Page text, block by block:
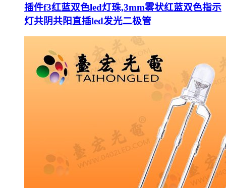
插件f3红蓝双色led灯珠,3mm雾状红蓝双色指示
灯共阴共阳直插led发光二极管